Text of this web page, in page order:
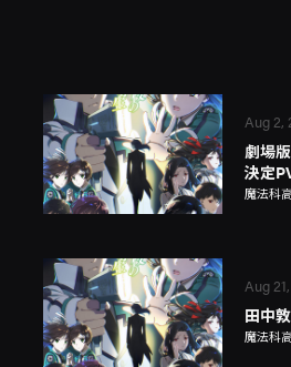
Aug 2,
劇場
決定
魔法科
Aug
田中
魔法科